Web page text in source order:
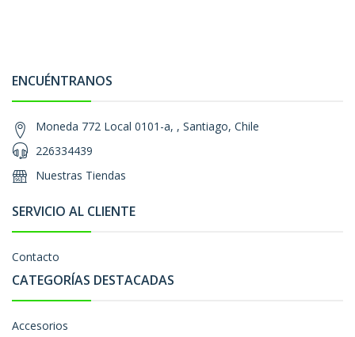
ENCUÉNTRANOS
Moneda 772 Local 0101-a, , Santiago, Chile
226334439
Nuestras Tiendas
SERVICIO AL CLIENTE
Contacto
CATEGORÍAS DESTACADAS
Accesorios